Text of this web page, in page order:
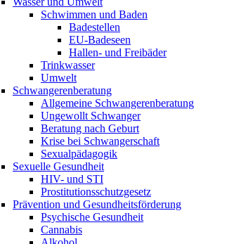
Schwimmen und Baden
Badestellen
EU-Badeseen
Hallen- und Freibäder
Trinkwasser
Umwelt
Schwangerenberatung
Allgemeine Schwangerenberatung
Ungewollt Schwanger
Beratung nach Geburt
Krise bei Schwangerschaft
Sexualpädagogik
Sexuelle Gesundheit
HIV- und STI
Prostitutionsschutzgesetz
Prävention und Gesundheitsförderung
Psychische Gesundheit
Cannabis